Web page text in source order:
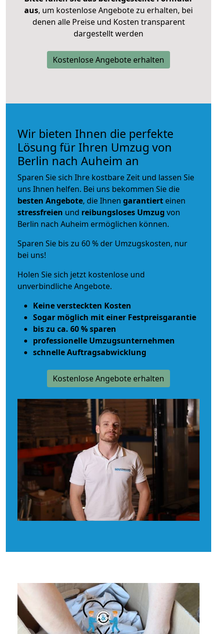
aus, um kostenlose Angebote zu erhalten, bei
denen alle Preise und Kosten transparent
dargestellt werden
Kostenlose Angebote erhalten
Wir bieten Ihnen die perfekte
Lösung für Ihren Umzug von
Berlin nach Auheim an
Sparen Sie sich Ihre kostbare Zeit und lassen Sie
uns Ihnen helfen. Bei uns bekommen Sie die
besten Angebote, die Ihnen garantiert einen
stressfreien und reibungsloses Umzug von
Berlin nach Auheim ermöglichen können.
Sparen Sie bis zu 60 % der Umzugskosten, nur
bei uns!
Holen Sie sich jetzt kostenlose und
unverbindliche Angebote.
Keine versteckten Kosten
Sogar möglich mit einer Festpreisgarantie
bis zu ca. 60 % sparen
professionelle Umzugsunternehmen
schnelle Auftragsabwicklung
Kostenlose Angebote erhalten